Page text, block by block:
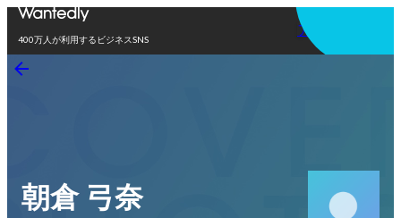
400万人が利用するビジネスSNS
アプリを使う
朝倉 弓奈